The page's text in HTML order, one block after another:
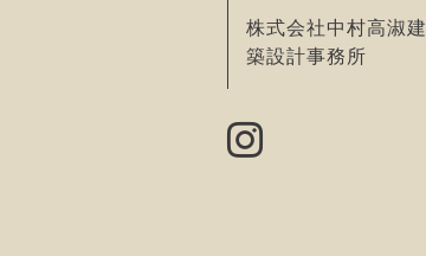
株式会社中村高淑建
築設計事務所